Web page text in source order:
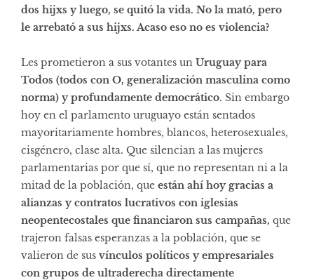
dos hijxs y luego, se quitó la vida. No la mató, pero
le arrebató a sus hijxs. Acaso eso no es violencia?
Les prometieron a sus votantes un Uruguay para
Todos (todos con O, generalización masculina como
norma) y profundamente democrático. Sin embargo
hoy en el parlamento uruguayo están sentados
mayoritariamente hombres, blancos, heterosexuales,
cisgénero, clase alta. Que silencian a las mujeres
parlamentarias por que sí, que no representan ni a la
mitad de la población, que están ahí hoy gracias a
alianzas y contratos lucrativos con iglesias
neopentecostales que financiaron sus campañas, que
trajeron falsas esperanzas a la población, que se
valieron de sus vínculos políticos y empresariales
con grupos de ultraderecha directamente